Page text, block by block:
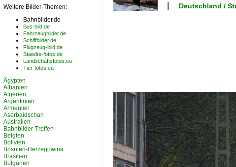
Deutschland /
Weitere Bilder-Themen:
Bahnbilder.de
Bus-bild.de
Fahrzeugbilder.de
Schiffbilder.de
Flugzeug-bild.de
Staedte-fotos.de
Landschaftsfotos.eu
Tier-fotos.eu
Ägypten
Albanien
Algerien
Argentinien
Armenien
Aserbaidschan
Australien
Bahnbilder-Treffen
Belgien
Bolivien
Bosnien-Herzegowina
Brasilien
Bulgarien